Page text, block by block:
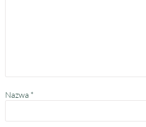
Nazwa *